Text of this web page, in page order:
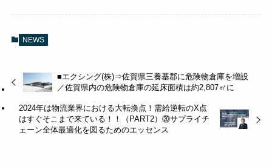
NEWS
■エクシング(株)⇒佐賀県三養基郡に危険物倉庫を増設
／佐賀県内の危険物倉庫の延床面積は約2,807㎡に
2024年は物流業界における大転換点！需給逆転のX点
はすぐそこまで来ている！！（PART2）⑳サプライチ
ェーン全体最適化を図るためのエッセンス